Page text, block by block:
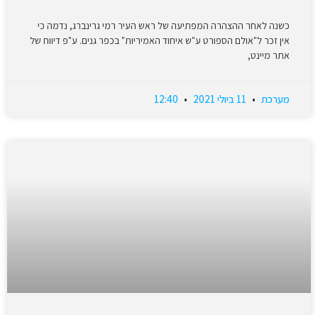
כשנה לאחר ההצהרה המפתיעה של ראש העיר רמי גרינברג, נדמה כי
אין זכר ל"אולם הספורט ע"ש איחוד האמיריות" בכפר גנים. ע"פ דיווח של
אתר מיינט,
מערכת